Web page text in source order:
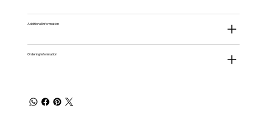
Additional information
Ordering Information